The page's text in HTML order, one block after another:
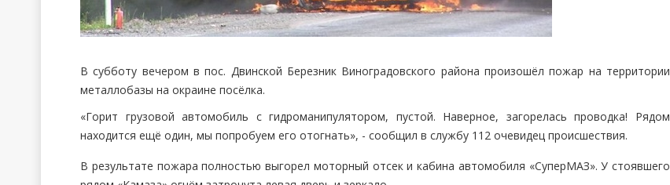
В субботу вечером в пос. Двинской Березник Виноградовского района произошёл пожар на территории
металлобазы на окраине посёлка.
«Горит грузовой автомобиль с гидроманипулятором, пустой. Наверное, загорелась проводка! Рядом
находится ещё один, мы попробуем его отогнать», - сообщил в службу 112 очевидец происшествия.
В результате пожара полностью выгорел моторный отсек и кабина автомобиля «СуперМАЗ». У стоявшего